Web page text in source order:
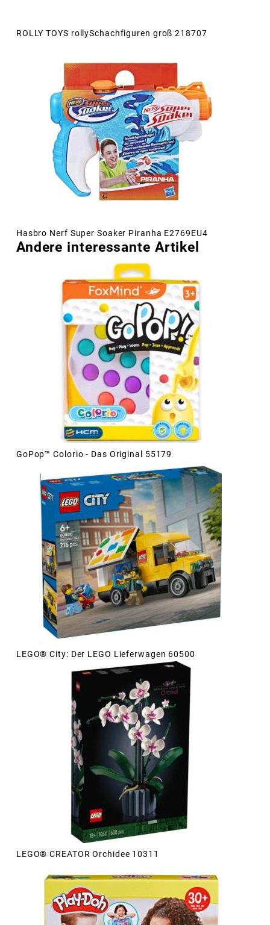
ROLLY TOYS rollySchachfiguren groß 218707
Hasbro Nerf Super Soaker Piranha E2769EU4
Andere interessante Artikel
GoPop™ Colorio - Das Original 55179
LEGO® City: Der LEGO Lieferwagen 60500
LEGO® CREATOR Orchidee 10311